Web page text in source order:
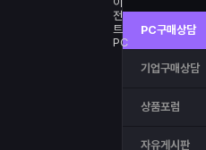
PC구매상담
기업구매상담
상품포럼
자유게시판